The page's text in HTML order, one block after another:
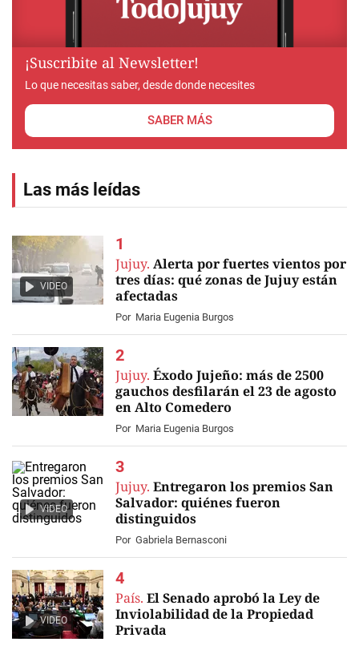
¡Suscribite al Newsletter!
Lo que necesitas saber, desde donde necesites
SABER MÁS
Las más leídas
VIDEO
Jujuy. Alerta por fuertes vientos por
tres días: qué zonas de Jujuy están
afectadas
Por Maria Eugenia Burgos
Jujuy. Éxodo Jujeño: más de 2500
gauchos desfilarán el 23 de agosto
en Alto Comedero
Por Maria Eugenia Burgos
VIDEO
Jujuy. Entregaron los premios San
Salvador: quiénes fueron
distinguidos
Por Gabriela Bernasconi
VIDEO
País. El Senado aprobó la Ley de
Inviolabilidad de la Propiedad
Privada